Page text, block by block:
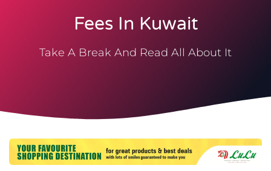
Fees In Kuwait
Take A Break And Read All About It